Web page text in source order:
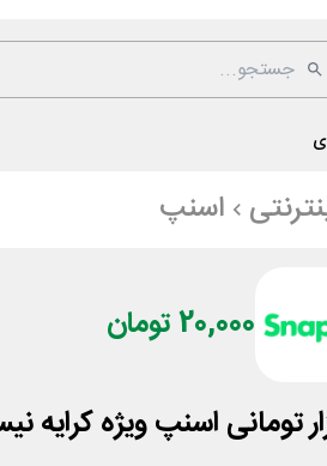
اسنپ
20,000 تومان